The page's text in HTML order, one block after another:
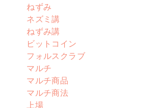
ねずみ
ネズミ講
ねずみ講
ビットコイン
フォルスクラブ
マルチ
マルチ商品
マルチ商法
上場